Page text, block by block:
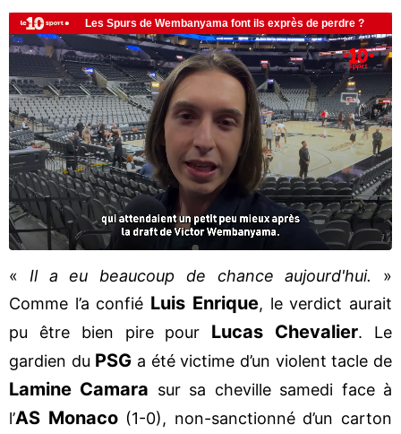
« Il a eu beaucoup de chance aujourd'hui.
»
Comme l’a confié Luis Enrique, le verdict aurait
pu être bien pire pour Lucas Chevalier. Le
gardien du PSG a été victime d’un violent tacle de
Lamine Camara sur sa cheville samedi face à
l’AS Monaco(1-0), non-sanctionné d’un carton